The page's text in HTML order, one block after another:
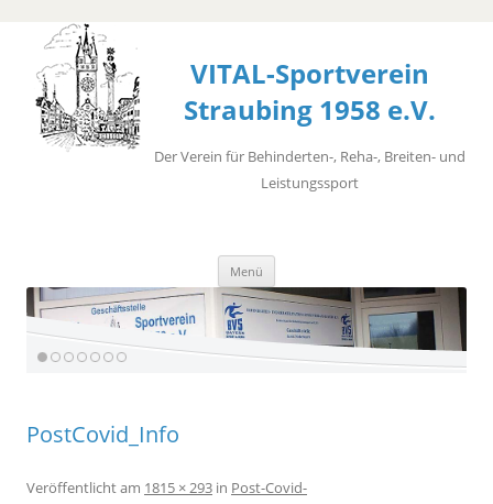
VITAL-Sportverein
Straubing 1958 e.V.
Der Verein für Behinderten-, Reha-, Breiten- und
Leistungssport
Menü
springen
PostCovid_Info
Veröffentlichtam 1815 × 293 in Post-Covid-